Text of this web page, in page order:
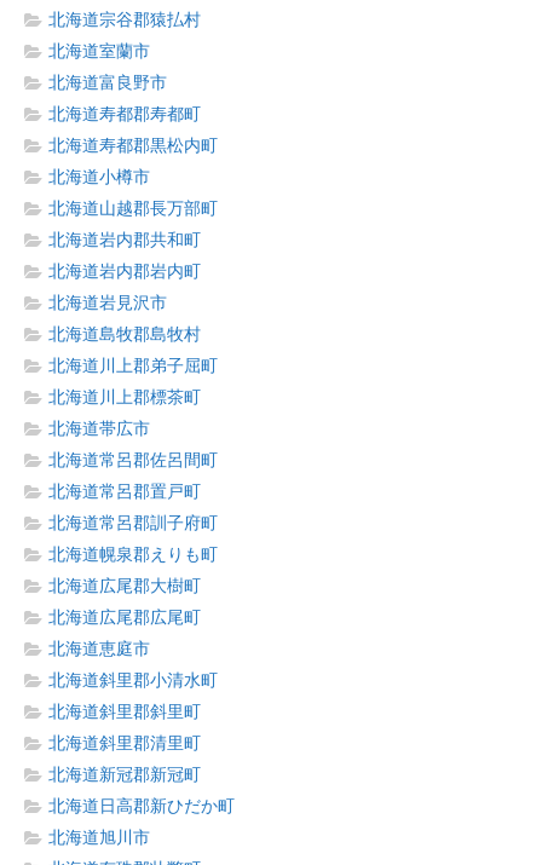
北海道宗谷郡猿払村
北海道室蘭市
北海道富良野市
北海道寿都郡寿都町
北海道寿都郡黒松内町
北海道小樽市
北海道山越郡長万部町
北海道岩内郡共和町
北海道岩内郡岩内町
北海道岩見沢市
北海道島牧郡島牧村
北海道川上郡弟子屈町
北海道川上郡標茶町
北海道帯広市
北海道常呂郡佐呂間町
北海道常呂郡置戸町
北海道常呂郡訓子府町
北海道幌泉郡えりも町
北海道広尾郡大樹町
北海道広尾郡広尾町
北海道恵庭市
北海道斜里郡小清水町
北海道斜里郡斜里町
北海道斜里郡清里町
北海道新冠郡新冠町
北海道日高郡新ひだか町
北海道旭川市